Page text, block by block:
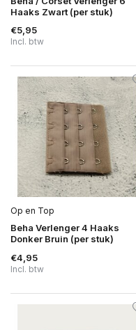
Haaks Zwart (per stuk)
€5,95
Incl. btw
Op en Top
Beha Verlenger 4 Haaks
Donker Bruin (per stuk)
€4,95
Incl. btw